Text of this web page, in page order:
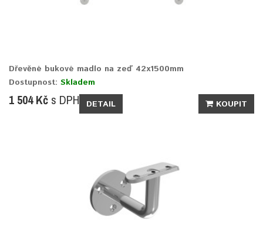
Dřevěné bukové madlo na zeď 42x1500mm
Dostupnost: Skladem
1 504 Kč s DPH DETAIL KOUPIT